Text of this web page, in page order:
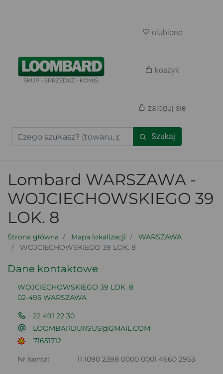
SKUP - SPRZEDAŻ - KOMIS
Szukaj
ulubione
koszyk
zaloguj się
Lombard WARSZAWA -
WOJCIECHOWSKIEGO 39
LOK. 8
Strona główna Mapa lokalizacji
WARSZAWA
WOJCIECHOWSKIEGO 39 LOK. 8
Dane kontaktowe
WOJCIECHOWSKIEGO 39 LOK. 8
02-495 WARSZAWA
22 491 22 30
LOOMBARDURSUS@GMAIL.COM
71651712
Nr konta: 11 1090 2398 0000 0001 4660 2953